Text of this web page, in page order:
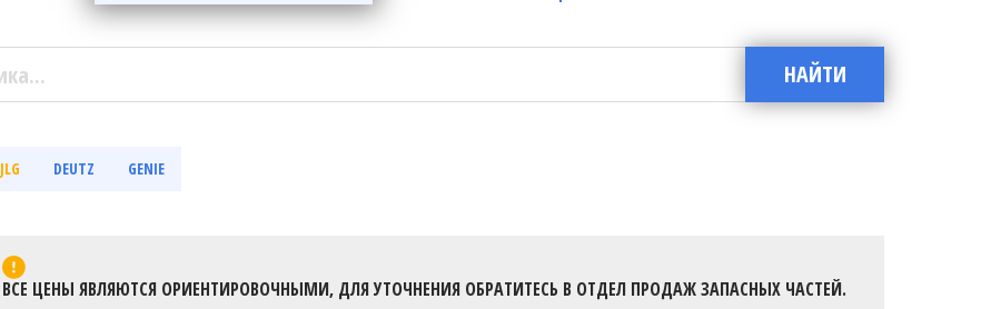
JLG DEUTZ GENIE
ВСЕ ЦЕНЫ ЯВЛЯЮТСЯ ОРИЕНТИРОВОЧНЫМИ, ДЛЯ УТОЧНЕНИЯ ОБРАТИТЕСЬ В ОТДЕЛ ПРОДАЖ ЗАПАСНЫХ ЧАСТЕЙ.